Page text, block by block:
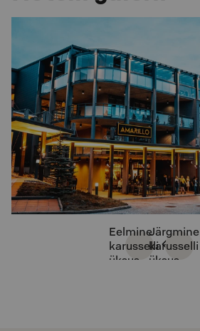
Eelmine
karusselli
üksus
Järgmine
karusselli
üksus